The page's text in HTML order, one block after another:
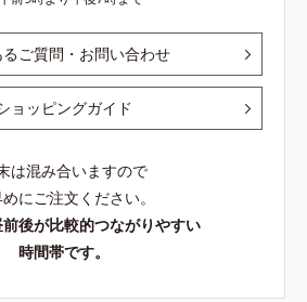
ご質問・お問い合わせ
ョッピングガイド
は混み合いますので
にご注文ください。
後が比較的つながりやすい
時間帯です。